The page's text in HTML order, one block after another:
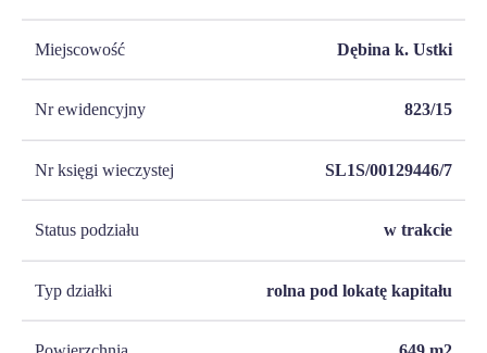
Miejscowość Dębina k. Ustki
Nr ewidencyjny 823/15
Nr księgi wieczystej SL1S/00129446/7
Status podziału w trakcie
Typ działki rolna pod lokatę kapitału